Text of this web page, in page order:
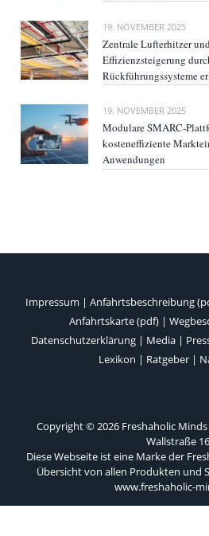
19. NOVEMBER 2025
Zentrale Lufterhitzer
Effizienzsteigerung
Rückführungssysteme
19. NOVEMBER 2025
Modulare SMARC-
kosteneffiziente
Anwendungen
Impressum | Anfahrtsbeschreibung
Anfahrtskarte (pdf) |
Datenschutzerklärung | Media |
Lexikon | Ratgeber |
Copyright © 2026 Freshaholic
Wallstraße 16
Diese Webseite ist eine Marke der
Übersicht von allen Produkten und
www.freshaholic-